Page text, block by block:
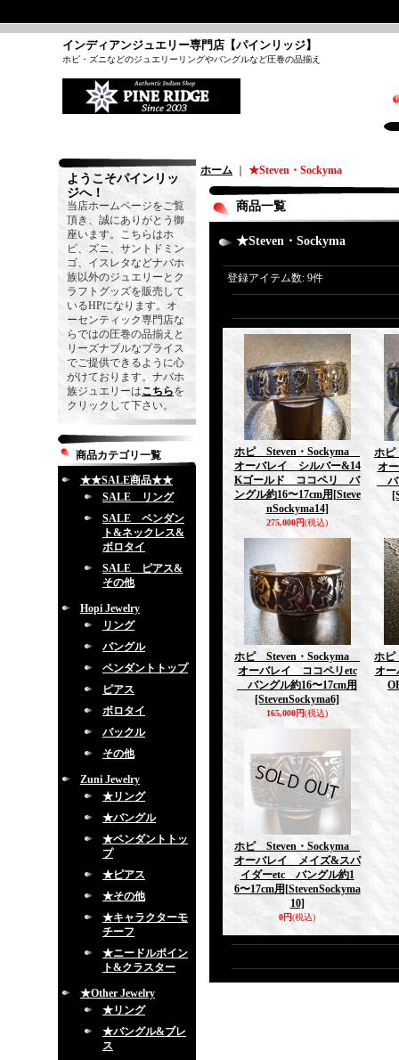
インディアンジュエリー専門店【パインリッジ】
ホピ・ズニなどのジュエリーリングやバングルなど圧巻の品揃え
ようこそパインリッ
ジへ！
当店ホームページをご覧
頂き、誠にありがとう御
座います。こちらはホ
ピ、ズニ、サントドミン
ゴ、イスレタなどナバホ
族以外のジュエリーとク
ラフトグッズを販売して
いるHPになります。オ
ーセンティック専門店な
らではの圧巻の品揃えと
リーズナブルなプライス
でご提供できるように心
がけております。ナバホ
族ジュエリーはこちらを
クリックして下さい。
商品カテゴリ一覧
★★SALE商品★★
SALE リング
SALE ペンダン
ト&ネックレス&
ボロタイ
SALE ピアス&
その他
Hopi Jewelry
リング
バングル
ペンダントトップ
ピアス
ボロタイ
バックル
その他
Zuni Jewelry
★リング
★バングル
★ペンダントトッ
プ
★ピアス
★その他
★キャラクターモ
チーフ
★ニードルポイン
ト&クラスター
★Other Jewelry
★リング
★バングル&ブレ
ス
ホーム ★Steven・Sockyma
商品一覧
★Steven・Sockyma
登録アイテム数: 9件
ホピ Steven・Sockyma
オーバレイ シルバー&14
Kゴールド ココペリ バ
ングル約16〜17cm用 [Steve
nSockyma14]
275,000円(税込)
ホ
オ
バ
ホピ Steven・Sockyma
オーバレイ ココペリetc
バングル約16〜17cm用
[StevenSockyma6]
165,000円(税込)
ホ
オ
ホピ Steven・Sockyma
オーバレイ メイズ&スパ
イダーetc バングル約1
6〜17cm用 [StevenSockyma
10]
0円(税込)